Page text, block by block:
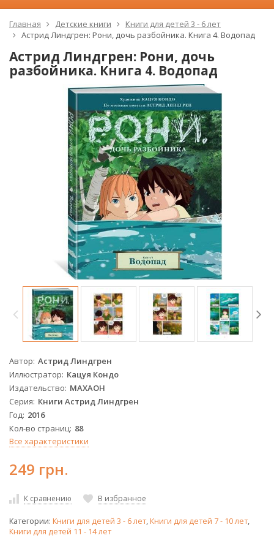
Главная Детские книги
Книги для детей 3 - 6 лет
Астрид Линдгрен: Рони, дочь разбойника. Книга 4. Водопад
Астрид Линдгрен: Рони, дочь
разбойника. Книга 4. Водопад
Автор Астрид Линдгрен
Иллюстратор Кацуя Кондо
Издательство МАХАОН
Серия Книги Астрид Линдгрен
Год 2016
Кол-во страниц 88
Все характеристики
249 грн.
К сравнению В избранное
Категории: Книги для детей 3 - 6 лет,Книги для детей 7 - 10 лет,
Книги для детей 11 - 14 лет